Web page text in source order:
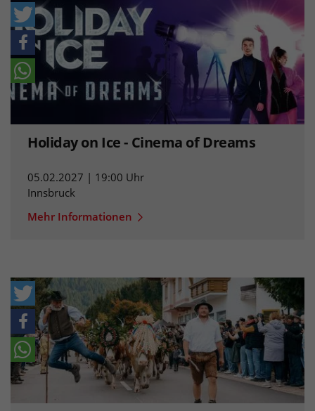
Holiday on Ice - Cinema of Dreams
05.02.2027 | 19:00 Uhr
Innsbruck
Mehr Informationen